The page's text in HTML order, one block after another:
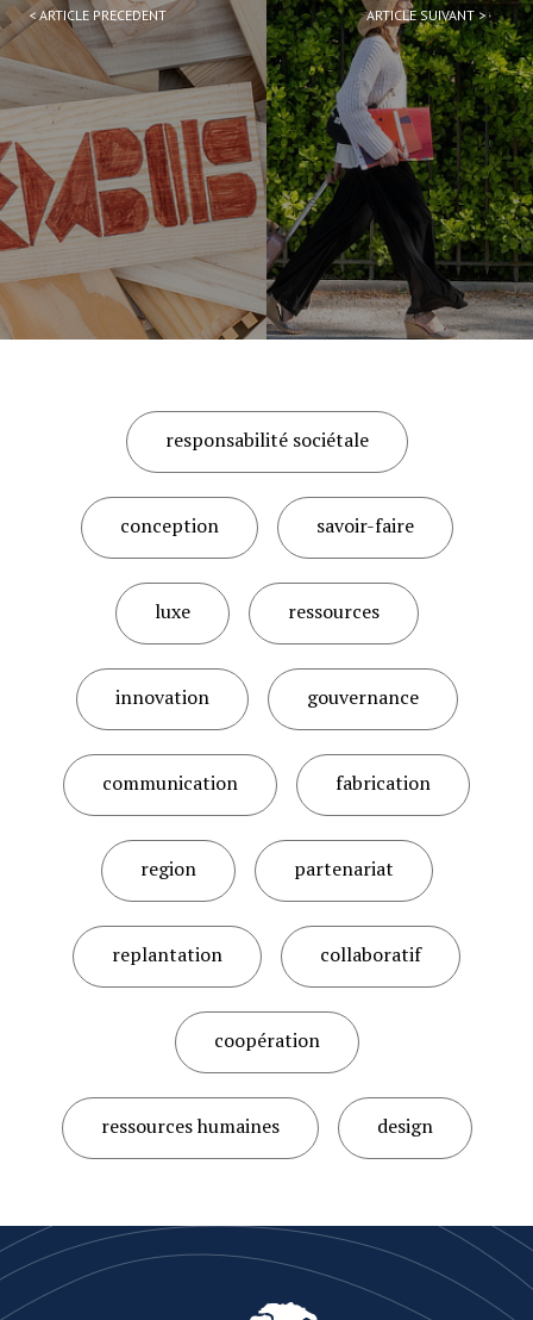
< ARTICLE PRECEDENT ARTICLE SUIVANT >
responsabilité sociétale
conception savoir-faire
luxe ressources
innovation gouvernance
communication fabrication
region partenariat
replantation collaboratif
coopération
ressources humaines design